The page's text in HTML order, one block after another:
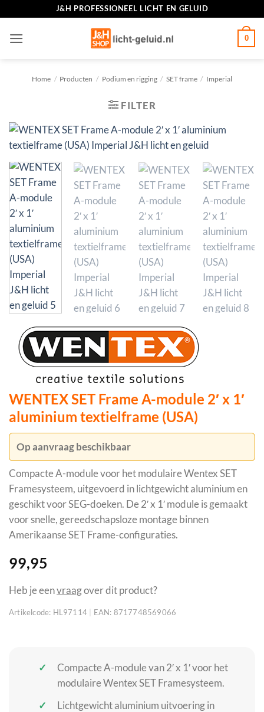
inhoud
J&H PROFESSIONEEL LICHT EN GELUID
0
Home / Producten / Podium en rigging / SET frame / Imperial
FILTER
WENTEX SET Frame A-module 2′ x 1′
aluminium textielframe (USA)
Op aanvraag beschikbaar
Compacte A-module voor het modulaire Wentex SET
Framesysteem, uitgevoerd in lichtgewicht aluminium en
geschikt voor SEG-doeken. De 2′ x 1′ module is gemaakt
voor snelle, gereedschapsloze montage binnen
Amerikaanse SET Frame-configuraties.
99,95
Heb je eenvraagover dit product?
Artikelcode: HL97114 | EAN: 8717748569066
Compacte A-module van 2′ x 1′ voor het
modulaire Wentex SET Framesysteem.
Lichtgewicht aluminium uitvoering in